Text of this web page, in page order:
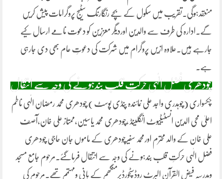
منعقدہوگی۔تقریب میں سکول کے بچے رنگارنگ سٹیج پروگرامات پیش کریں
گے۔ادارہ کی طرف سے والدین اوردیگر معززین کو دعوت نا مے ارسال کیے
جارہے ہیں۔علاوہ ازیں پروگرام میں شرکت کی دعوتِ عام بھی دی جارہی
ہے۔
چودھری فضل الٰہی حرکتِ قلب بندہونے کی وجہ سے انتقال
چکسواری (چوہدری واجد علی نمائندہ پنڈی پوسٹ ) چودھری محمد رمضان الٰہی ناطم
اعلیٰ محی الدین انسٹیٹیوٹ انگلینڈ ،چودھری محمد یاسین،ممتاز علی خان،آصف
علی خان کے والد محترم اورمحمد سفیرچودھری کے ماموں جان حاجی چودھری
فضل الٰہی حرکتِ قلب بندہونے کی وجہ سے انتقال فرماگئے۔مرحوم جامع مسجد
ومدرسہ فیض القرآن البرٹ روڈسٹچورڈبرمنگھم کے بانی ومہتمم تھے۔مرحوم کی